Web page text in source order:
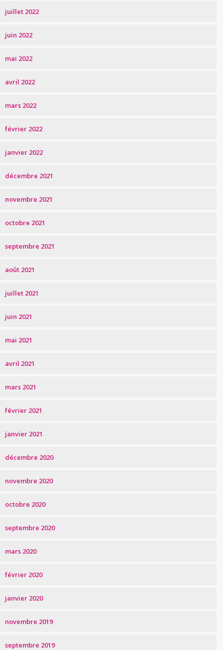
juillet 2022
juin 2022
mai 2022
avril 2022
mars 2022
février 2022
janvier 2022
décembre 2021
novembre 2021
octobre 2021
septembre 2021
août 2021
juillet 2021
juin 2021
mai 2021
avril 2021
mars 2021
février 2021
janvier 2021
décembre 2020
novembre 2020
octobre 2020
septembre 2020
mars 2020
février 2020
janvier 2020
novembre 2019
septembre 2019